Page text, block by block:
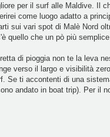
per il surf alle Maldive. Il
come luogo adatto a
sui vari spot di Malè Nord
quello che un pò più
di pioggia non te la leva
verso il largo e visibilità
Se ti accontenti di una
andato in boat trip). Per il